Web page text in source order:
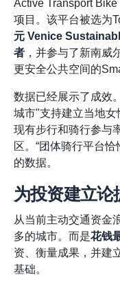
Active Transport
项目。该平台被选为
元 Venice
者 ，并参与了新南威
更安全公共空间的
数据已经展示了成效
城市"支持建立当地
现有步行和骑行参与
区。“团体骑行平台
的数据。
为投资建立论
从当前主动交通资金
多的城市。而是花钱
资、衡量成果，并建
基础。